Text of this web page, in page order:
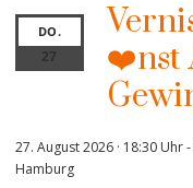
DO.
27
❤️nst
27. August 2026 · 18:30 Uhr-
Hamburg